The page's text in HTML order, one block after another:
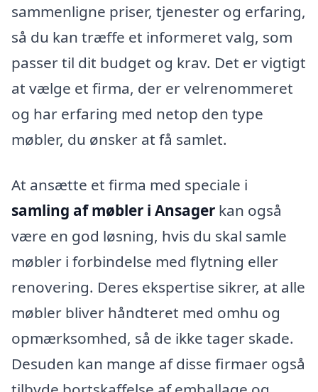
sammenligne priser, tjenester og erfaring,
så du kan træffe et informeret valg, som
passer til dit budget og krav. Det er vigtigt
at vælge et firma, der er velrenommeret
og har erfaring med netop den type
møbler, du ønsker at få samlet.
At ansætte et firma med speciale i
samling af møbler i Ansager kan også
være en god løsning, hvis du skal samle
møbler i forbindelse med flytning eller
renovering. Deres ekspertise sikrer, at alle
møbler bliver håndteret med omhu og
opmærksomhed, så de ikke tager skade.
Desuden kan mange af disse firmaer også